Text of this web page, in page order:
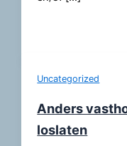
Uncategorized
Anders
loslaten